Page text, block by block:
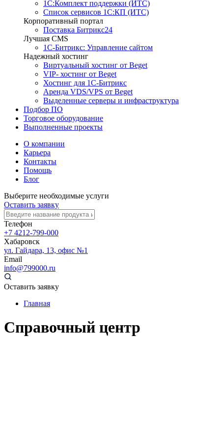
1С:Комплект поддержки (ИТС)
Список сервисов 1С:КП (ИТС)
Корпоративный портал
Поставка Битрикс24
Лучшая CMS
1С-Битрикс: Управление сайтом
Надежный хостинг
Виртуальный хостинг от Beget
VIP- хостинг от Beget
Хостинг для 1С-Битрикс
Аренда VDS/VPS от Beget
Выделенные серверы и инфраструктура
Подбор ПО
Торговое оборудование
Выполненные проекты
О компании
Карьера
Контакты
Помощь
Блог
Выберите необходимые услуги
Оставить заявку
Телефон
+7 4212-799-000
Хабаровск
ул. Гайдара, 13, офис №1
Email
info@799000.ru
Оставить заявку
Главная
Справочный центр